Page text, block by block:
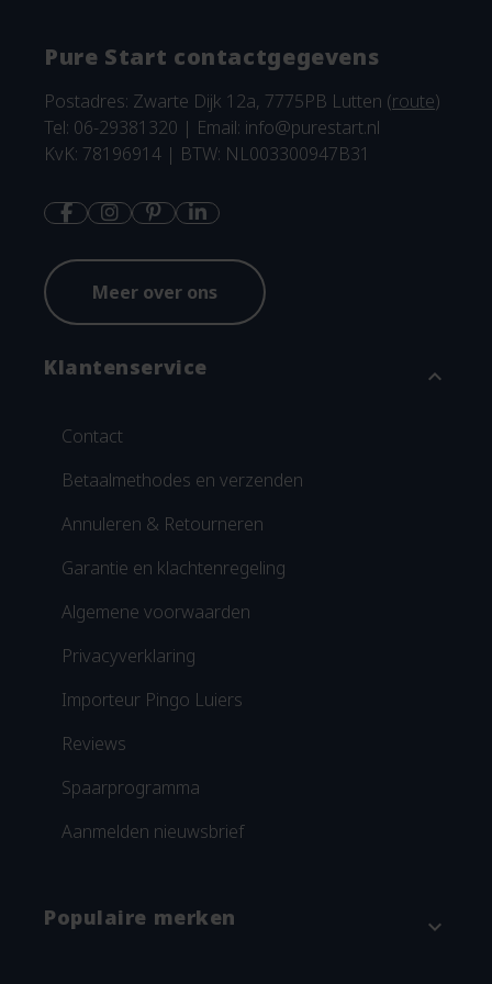
Pure Start contactgegevens
Postadres: Zwarte Dijk 12a, 7775PB Lutten (route)
Tel: 06-29381320 | Email: info@purestart.nl
KvK: 78196914 | BTW: NL003300947B31
Meer over ons
Klantenservice expand_more
Contact
Betaalmethodes en verzenden
Annuleren & Retourneren
Garantie en klachtenregeling
Algemene voorwaarden
Privacyverklaring
Importeur Pingo Luiers
Reviews
Spaarprogramma
Aanmelden nieuwsbrief
Populaire merken expand_more